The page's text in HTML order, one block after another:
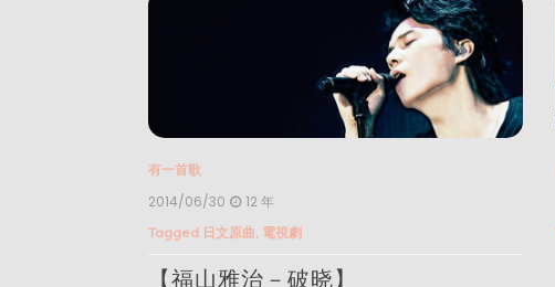
有一首歌
2014/06/30 12 年
Tagged 日文原曲, 電視劇
【福山雅治－破晓】